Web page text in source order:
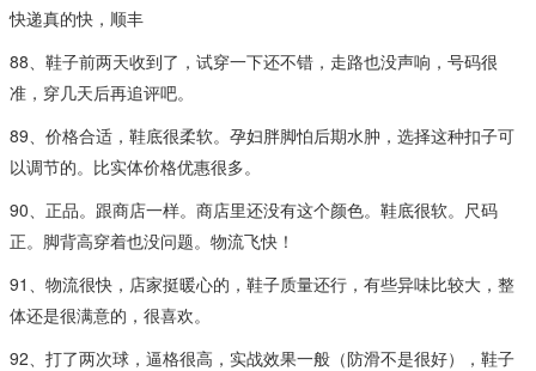
快递真的快，顺丰
88、鞋子前两天收到了，试穿一下还不错，走路也没声响，号码很
准，穿几天后再追评吧。
89、价格合适，鞋底很柔软。孕妇胖脚怕后期水肿，选择这种扣子可
以调节的。比实体价格优惠很多。
90、正品。跟商店一样。商店里还没有这个颜色。鞋底很软。尺码
正。脚背高穿着也没问题。物流飞快！
91、物流很快，店家挺暖心的，鞋子质量还行，有些异味比较大，整
体还是很满意的，很喜欢。
92、打了两次球，逼格很高，实战效果一般（防滑不是很好），鞋子